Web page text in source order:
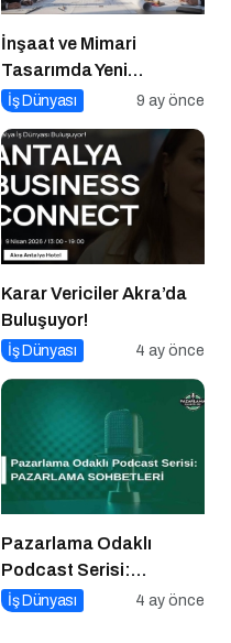
İnşaat ve Mimari
Tasarımda Yeni
Standartlar Belirliyor
İş Dünyası 9 ay önce
Karar Vericiler Akra’da
Buluşuyor!
İş Dünyası 4 ay önce
Pazarlama Odaklı
Podcast Serisi:
Pazarlama Sohbetleri
İş Dünyası 4 ay önce